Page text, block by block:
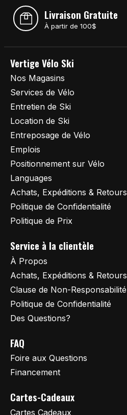
Livraison Gratuite
À partir de 100$
Vertige Vélo Ski
Nos Magasins
Services de Vélo
Entretien de Ski
Location de Ski
Entreposage de Vélo
Emplois
Positionnement sur Vélo
Languages
Achats, Expéditions & Retours
Politique de Confidentialité
Politique de Prix
Service à la clientèle
À Propos
Achats, Expéditions & Retours
Clause de Non-Responsabilité
Politique de Confidentialité
Des Questions?
FAQ
Foire aux Questions
Financement
Cartes-Cadeaux
Cartes Cadeaux